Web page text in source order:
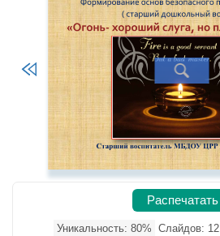
Распечатать
Уникальность: 80% Слайдов: 12